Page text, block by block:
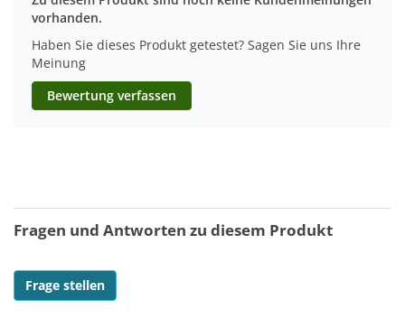
vorhanden.
Haben Sie dieses Produkt getestet? Sagen Sie uns Ihre
Meinung
Bewertung verfassen
Fragen und Antworten zu diesem Produkt
Frage stellen